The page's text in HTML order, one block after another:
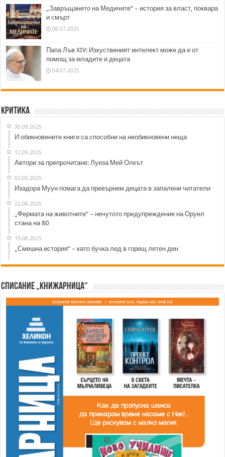
„Завръщането на Медичите“ – история за власт, поквара
и смърт
08.07.2025
Папа Лъв XIV: Изкуственият интелект може да е от
помощ за младите и децата
04.07.2025
Критика
30.09.2025
И обикновените книги са способни на необикновени неща
12.09.2025
Автори за препрочитане: Луиза Мей Олкът
03.09.2025
Изадора Муун помага да превърнем децата в запалени читатели
22.08.2025
„Фермата на животните“ – нечутото предупреждение на Оруел
стана на 80
19.08.2025
„Смешна история“ – като бучка лед в горещ летен ден
Списание „Книжарница“